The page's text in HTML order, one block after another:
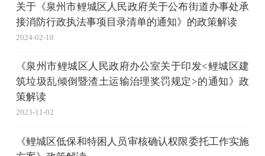
关于《泉州市鲤城区人民政府关于公布街道办事处承
接消防行政执法事项目录清单的通知》的政策解读
2024-02-10
《泉州市鲤城区人民政府办公室关于印发<鲤城区建
筑垃圾乱倾倒暨渣土运输治理奖罚规定>的通知》政
策解读
2023-11-02
《鲤城区低保和特困人员审核确认权限委托工作实施